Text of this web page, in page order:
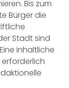
Bis zum
Bürger die
Stadt sind
inhaltliche